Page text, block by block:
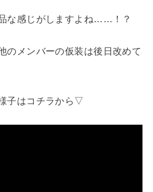
な感じがしますよね……！？
のメンバーの仮装は後日改めて
子はコチラから▽